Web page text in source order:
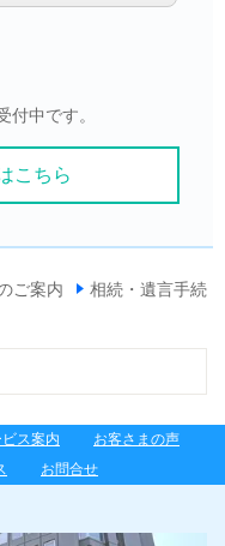
中です。
こちら
ご案内 相続・遺言手続
ス案内
お客さまの声
お問合せ